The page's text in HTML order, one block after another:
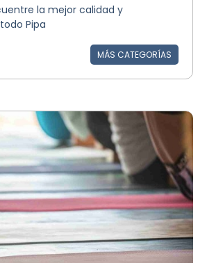
la mejor calidad y
Pipa
MÁS CATEGORÍAS